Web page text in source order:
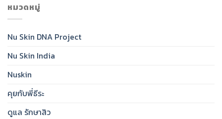
Glowing
Step
หมวดหมู่
Nu Skin DNA Project
Nu Skin India
Nuskin
คุยกับพี่ธีระ
ดูแล รักษาสิว